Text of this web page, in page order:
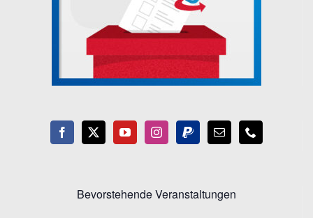
Bevorstehende Veranstaltungen